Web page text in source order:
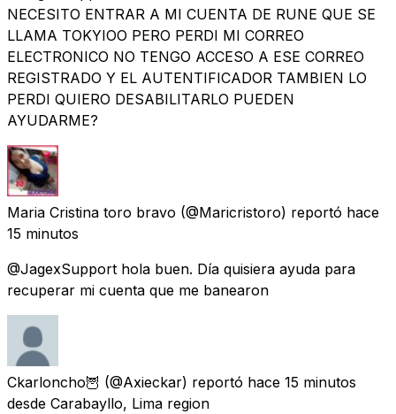
NECESITO ENTRAR A MI CUENTA DE RUNE QUE SE
LLAMA TOKYIOO PERO PERDI MI CORREO
ELECTRONICO NO TENGO ACCESO A ESE CORREO
REGISTRADO Y EL AUTENTIFICADOR TAMBIEN LO
PERDI QUIERO DESABILITARLO PUEDEN
AYUDARME?
Maria Cristina toro bravo (@Maricristoro) reportó hace
15 minutos
@JagexSupport hola buen. Día quisiera ayuda para
recuperar mi cuenta que me banearon
Ckarloncho🦉 (@Axieckar) reportó hace 15 minutos
desde Carabayllo, Lima region